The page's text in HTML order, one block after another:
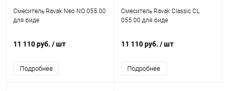
Смеситель Ravak Neo NO 055.00
для биде
11 110 руб. / шт
Подробнее
Смеситель Ravak Classic CL
055.00 для биде
11 110 руб. / шт
Подробнее